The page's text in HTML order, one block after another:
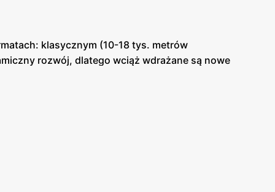
klasycznym (10-18 tys. metrów
rozwój, dlatego wciąż wdrażane są nowe
mogą zamawiać produkty spożywcze oraz
od lat prowadzi program oszczędnościowy